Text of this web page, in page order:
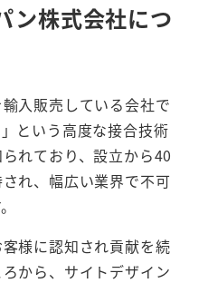
ン株式会社につ
入販売している会社で
という高度な接合技術
れており、設立から40
れ、幅広い業界で不可
様に認知され貢献を続
から、サイトデザイン